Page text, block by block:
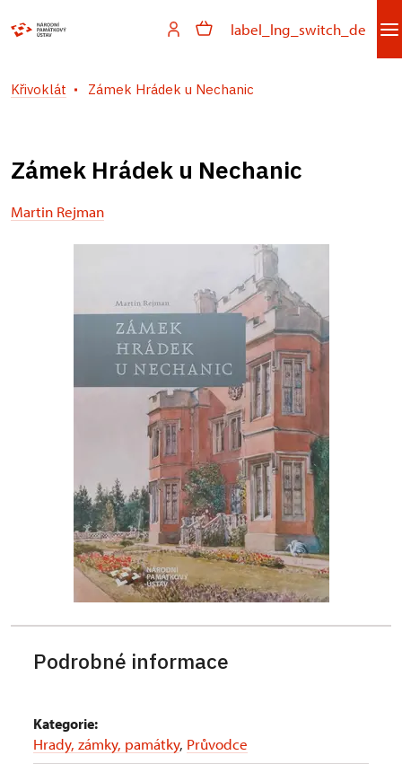
label_lng_switch_de
Křivoklát Zámek Hrádek u Nechanic
Zámek Hrádek u Nechanic
Martin Rejman
Podrobné informace
Kategorie:
Hrady, zámky, památky, Průvodce